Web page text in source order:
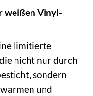
weißen Vinyl-
limitierte
nicht nur durch
sondern
und